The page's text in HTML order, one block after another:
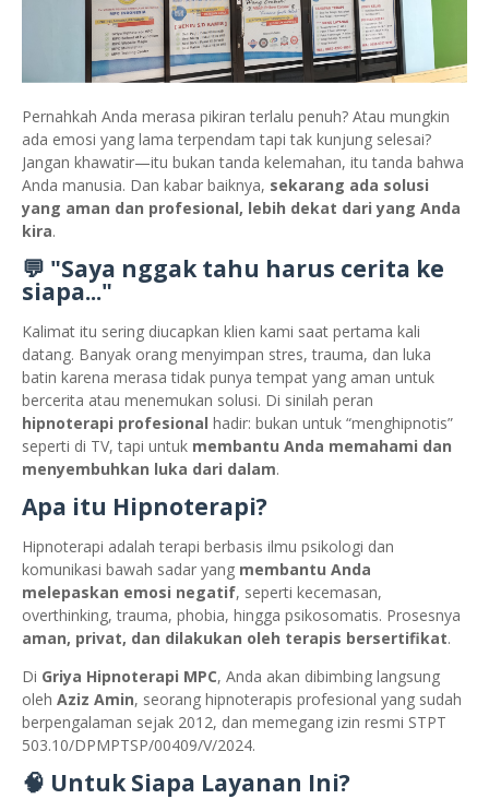
Pernahkah Anda merasa pikiran terlalu penuh? Atau mungkin
ada emosi yang lama terpendam tapi tak kunjung selesai?
Jangan khawatir—itu bukan tanda kelemahan, itu tanda bahwa
Anda manusia. Dan kabar baiknya, sekarang ada solusi
yang aman dan profesional, lebih dekat dari yang Anda
kira.
💬 "Saya nggak tahu harus cerita ke
siapa..."
Kalimat itu sering diucapkan klien kami saat pertama kali
datang. Banyak orang menyimpan stres, trauma, dan luka
batin karena merasa tidak punya tempat yang aman untuk
bercerita atau menemukan solusi. Di sinilah peran
hipnoterapi profesional hadir: bukan untuk “menghipnotis”
seperti di TV, tapi untuk membantu Anda memahami dan
menyembuhkan luka dari dalam.
Apa itu Hipnoterapi?
Hipnoterapi adalah terapi berbasis ilmu psikologi dan
komunikasi bawah sadar yang membantu Anda
melepaskan emosi negatif, seperti kecemasan,
overthinking, trauma, phobia, hingga psikosomatis. Prosesnya
aman, privat, dan dilakukan oleh terapis bersertifikat.
Di Griya Hipnoterapi MPC, Anda akan dibimbing langsung
oleh Aziz Amin, seorang hipnoterapis profesional yang sudah
berpengalaman sejak 2012, dan memegang izin resmi STPT
503.10/DPMPTSP/00409/V/2024.
🧠 Untuk Siapa Layanan Ini?